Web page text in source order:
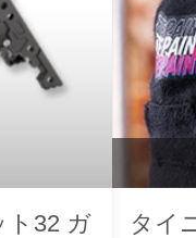
ト32 ガ
タイ